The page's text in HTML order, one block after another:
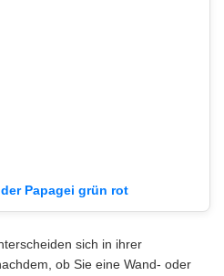
Papagei grün rot
sich in ihrer
ob Sie eine Wand- oder